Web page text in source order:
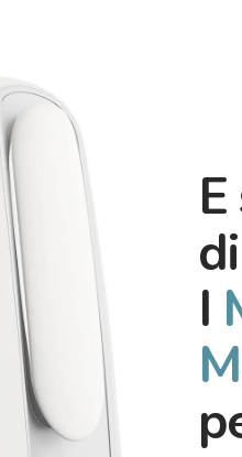
I